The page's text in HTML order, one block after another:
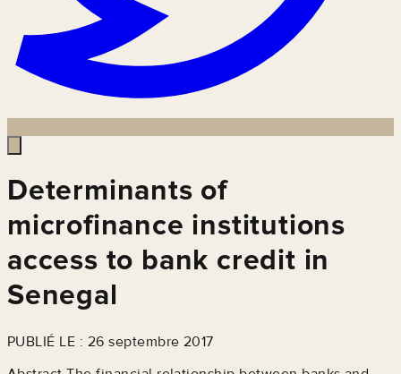
Determinants of
microfinance institutions
access to bank credit in
Senegal
PUBLIÉ LE : 26 septembre 2017